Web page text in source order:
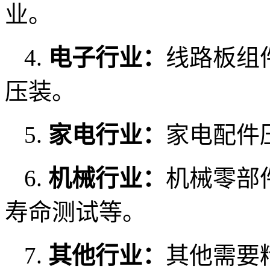
业。
4. 电子行业： 线路板组
压装。
5. 家电行业： 家电配件
6. 机械行业： 机械零部
寿命测试等。
7. 其他行业： 其他需要